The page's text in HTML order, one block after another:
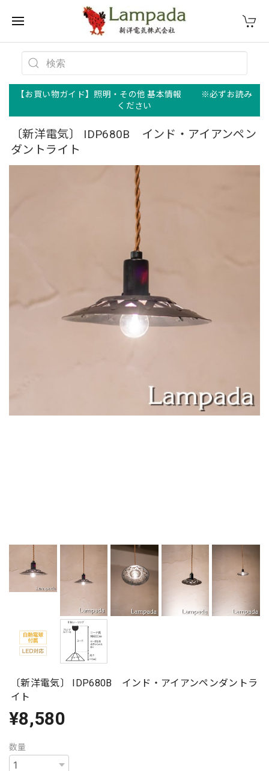
【お買い物ガイド】照明・その他 基本情報 ※必ずお読み
ください
〔新洋電気〕 IDP680B インド・アイアンペン
ダントライト
〔新洋電気〕 IDP680B インド・アイアンペンダントラ
イト
¥8,580
数量